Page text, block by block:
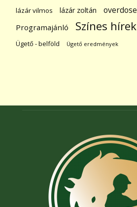
lázár vilmos lázár zoltán overdose
Programajánló Színes hírek
Ügető - belföld Ügető eredmények